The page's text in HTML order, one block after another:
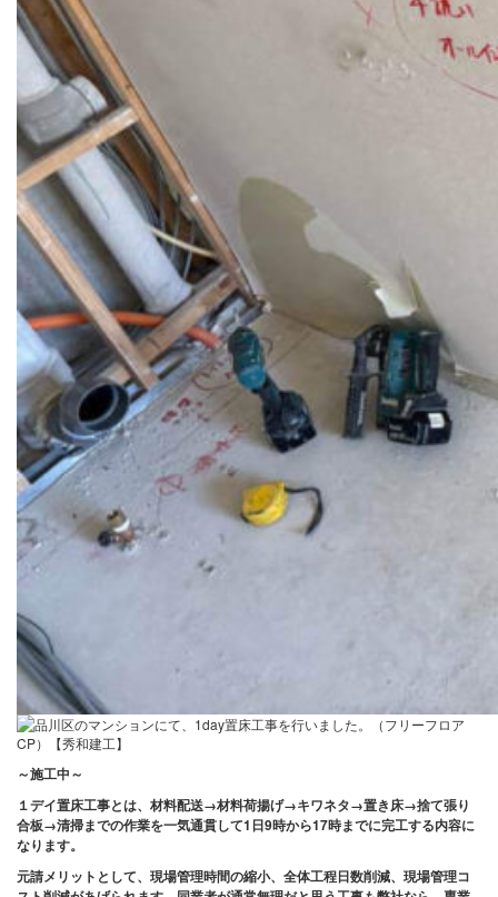
～施工中～
１デイ置床工事とは、材料配送→材料荷揚げ→キワネタ→置き床→捨て張り
合板→清掃までの作業を一気通貫して1日9時から17時までに完工する内容に
なります。
元請メリットとして、現場管理時間の縮小、全体工程日数削減、現場管理コ